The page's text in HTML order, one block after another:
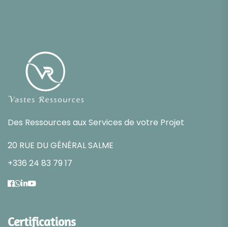
Des Ressources aux Services de votre Projet
20 RUE DU GÉNÉRAL SALME
+336 24 83 79 17
Certifications